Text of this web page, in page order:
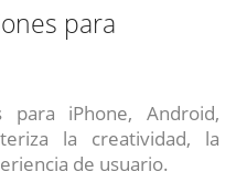
para
para iPhone, Android,
la creatividad, la
de usuario.